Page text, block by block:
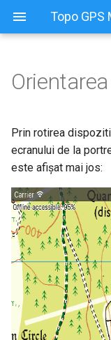
Topo GPS
Prin rotirea
ecranului de la
este afișat mai jos: